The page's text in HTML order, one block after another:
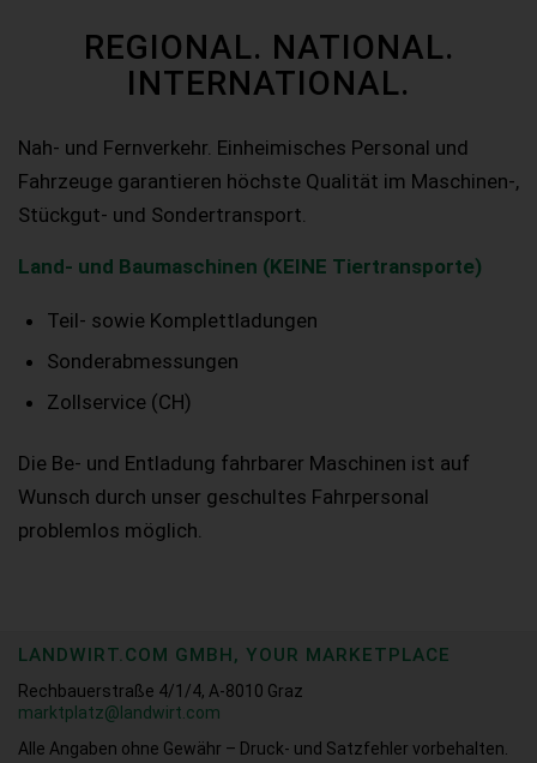
REGIONAL. NATIONAL.
INTERNATIONAL.
Nah- und Fernverkehr. Einheimisches Personal und
Fahrzeuge garantieren höchste Qualität im Maschinen-,
Stückgut- und Sondertransport.
Land- und Baumaschinen (KEINE Tiertransporte)
Teil- sowie Komplettladungen
Sonderabmessungen
Zollservice (CH)
Die Be- und Entladung fahrbarer Maschinen ist auf
Wunsch durch unser geschultes Fahrpersonal
problemlos möglich.
LANDWIRT.COM GMBH, YOUR MARKETPLACE
Rechbauerstraße 4/1/4, A-8010 Graz
marktplatz@landwirt.com
Alle Angaben ohne Gewähr – Druck- und Satzfehler vorbehalten.